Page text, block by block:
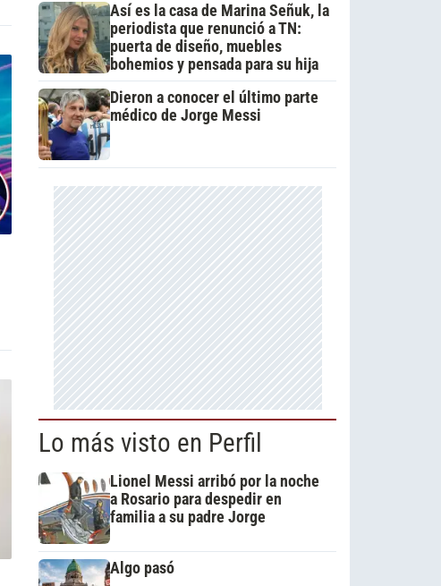
Así es la casa de Marina Señuk, la
periodista que renunció a TN:
puerta de diseño, muebles
bohemios y pensada para su hija
Dieron a conocer el último parte
médico de Jorge Messi
Lo más visto en Perfil
Lionel Messi arribó por la noche
a Rosario para despedir en
familia a su padre Jorge
Algo pasó